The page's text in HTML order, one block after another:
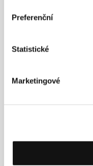
Preferenční
Statistické
Marketingové
Inna v řadě
Cenu za mužský
There?
neustále hrál ve
jejich představy.